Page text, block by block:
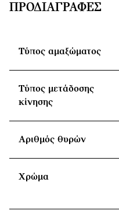
ΠΡΟΔΙΑΓΡΑΦΈΣ
Τύπος αμαξώματος
Τύπος μετάδοσης
κίνησης
Αριθμός θυρών
Χρώμα